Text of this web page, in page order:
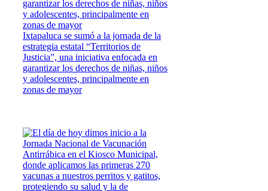
Ixtapaluca se sumó a la jornada de la
estrategia estatal “Territorios de
Justicia”, una iniciativa enfocada en
garantizar los derechos de niñas, niños
y adolescentes, principalmente en
zonas de mayor